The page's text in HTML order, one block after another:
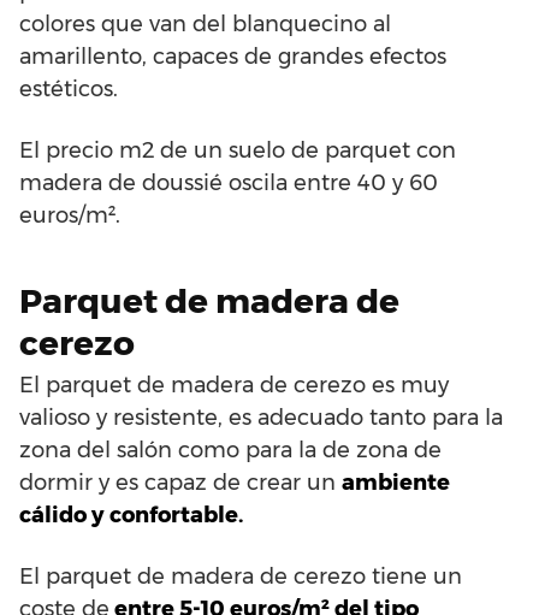
colores que van del blanquecino al
amarillento, capaces de grandes efectos
estéticos.
El precio m2 de un suelo de parquet con
madera de doussié oscila entre 40 y 60
euros/m².
Parquet de madera de
cerezo
El parquet de madera de cerezo es muy
valioso y resistente, es adecuado tanto para la
zona del salón como para la de zona de
dormir y es capaz de crear un ambiente
cálido y confortable.
El parquet de madera de cerezo tiene un
coste de entre 5-10 euros/m² del tipo